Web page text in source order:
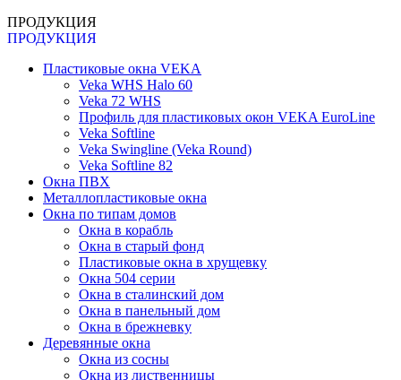
ПРОДУКЦИЯ
ПРОДУКЦИЯ
Пластиковые окна VEKA
Veka WHS Halo 60
Veka 72 WHS
Профиль для пластиковых окон VEKA EuroLine
Veka Softline
Veka Swingline (Veka Round)
Veka Softline 82
Окна ПВХ
Металлопластиковые окна
Окна по типам домов
Окна в корабль
Окна в старый фонд
Пластиковые окна в хрущевку
Окна 504 серии
Окна в сталинский дом
Окна в панельный дом
Окна в брежневку
Деревянные окна
Окна из сосны
Окна из лиственницы